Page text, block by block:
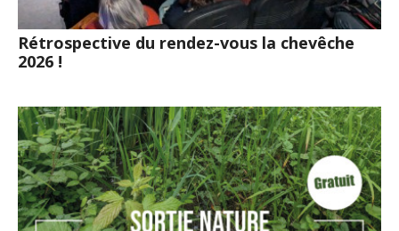
Rétrospective du rendez-vous la chevêche
2026 !